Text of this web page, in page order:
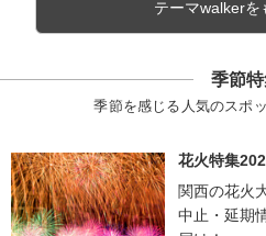
テーマwalkerを
季節
季節を感じる人気のスポ
花火特集
関西の花火
中止・延期